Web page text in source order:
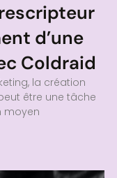
d’une
Coldraid
la création
être une tâche
moyen